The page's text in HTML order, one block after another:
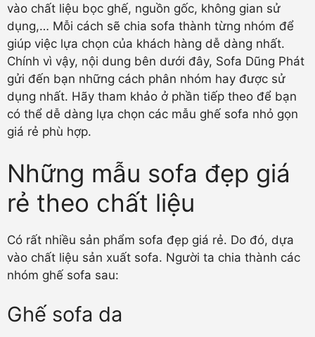
vào chất liệu bọc ghế, nguồn gốc, không gian sử
dụng,… Mỗi cách sẽ chia sofa thành từng nhóm để
giúp việc lựa chọn của khách hàng dễ dàng nhất.
Chính vì vậy, nội dung bên dưới đây, Sofa Dũng Phát
gửi đến bạn những cách phân nhóm hay được sử
dụng nhất. Hãy tham khảo ở phần tiếp theo để bạn
có thể dễ dàng lựa chọn các mẫu ghế sofa nhỏ gọn
giá rẻ phù hợp.
Những mẫu sofa đẹp giá
rẻ theo chất liệu
Có rất nhiều sản phẩm sofa đẹp giá rẻ. Do đó, dựa
vào chất liệu sản xuất sofa. Người ta chia thành các
nhóm ghế sofa sau:
Ghế sofa da